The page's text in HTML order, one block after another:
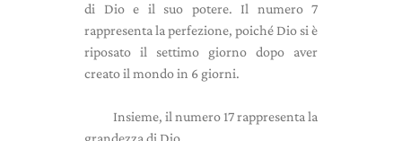
di Dio e il suo potere. Il numero 7
rappresenta la perfezione, poiché Dio si è
riposato il settimo giorno dopo aver
creato il mondo in 6 giorni.
Insieme, il numero 17 rappresenta la